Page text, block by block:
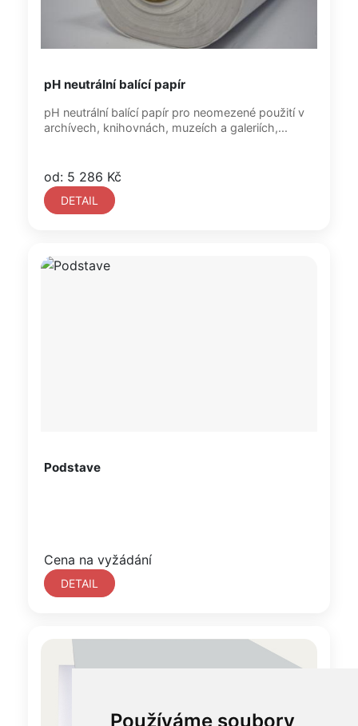
Používáme soubory
pH neutrální balící papír
pH neutrální balící papír pro neomezené použití v
archívech, knihovnách, muzeích a galeriích,...
od: 5 286 Kč
DETAIL
Podstave
Cena na vyžádání
DETAIL